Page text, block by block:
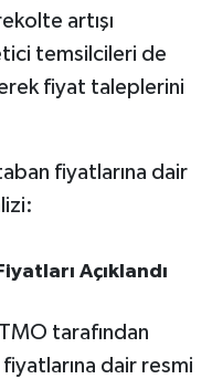
artışı
temsilcileri de
fiyat taleplerini
fiyatlarına dair
Açıklandı
tarafından
fiyatlarına dair resmi